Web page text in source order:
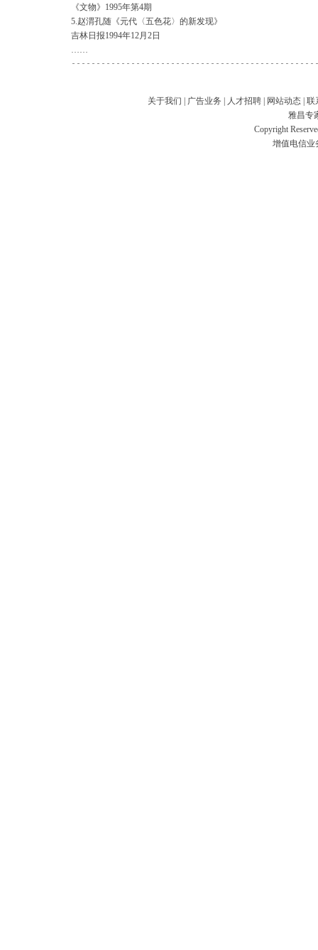
《文物》1995年第4期
5.赵渭孔随《元代〈五色花〉的新发现》
吉林日报1994年12月2日
……
关于我们 广告业务 人才招聘 网站动态 联
雅昌专
Copyright
增值电信